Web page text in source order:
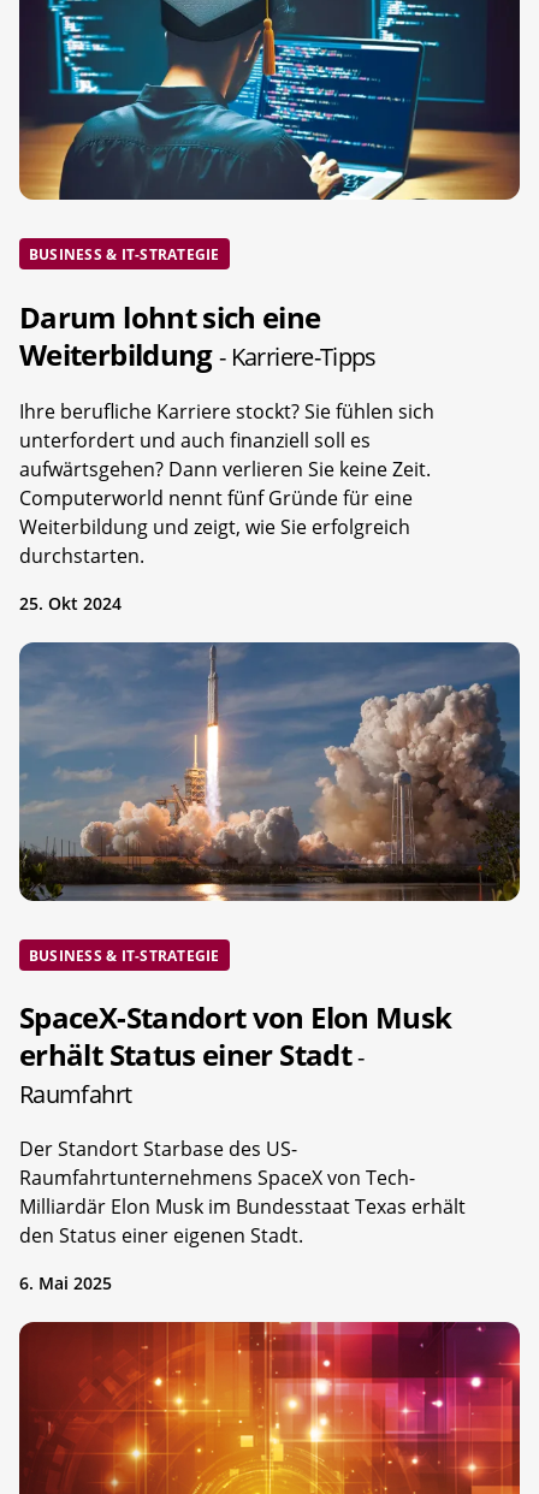
BUSINESS & IT-STRATEGIE
Darum lohnt sich eine
Weiterbildung- Karriere-Tipps
Ihre berufliche Karriere stockt? Sie fühlen sich
unterfordert und auch finanziell soll es
aufwärtsgehen? Dann verlieren Sie keine Zeit.
Computerworld nennt fünf Gründe für eine
Weiterbildung und zeigt, wie Sie erfolgreich
durchstarten.
25. Okt 2024
BUSINESS & IT-STRATEGIE
SpaceX-Standort von Elon Musk
erhält Status einer Stadt-
Raumfahrt
Der Standort Starbase des US-
Raumfahrtunternehmens SpaceX von Tech-
Milliardär Elon Musk im Bundesstaat Texas erhält
den Status einer eigenen Stadt.
6. Mai 2025